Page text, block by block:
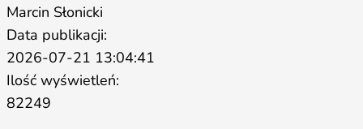
Marcin Słonicki
Data publikacji:
2026-07-21 13:04:41
Ilość wyświetleń:
82249